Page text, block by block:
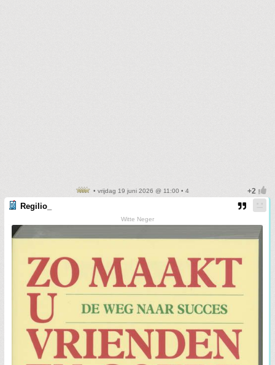
• vrijdag 19 juni 2026 @ 11:00 • 4
Regilio_
Witte Neger